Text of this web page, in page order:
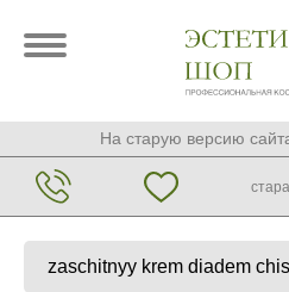
На старую версию